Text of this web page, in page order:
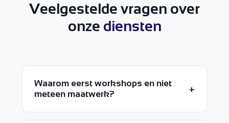
Veelgestelde vragen over
onze diensten
Waarom eerst workshops en niet
meteen maatwerk?
+
Omdat je betere keuzes maakt als je je